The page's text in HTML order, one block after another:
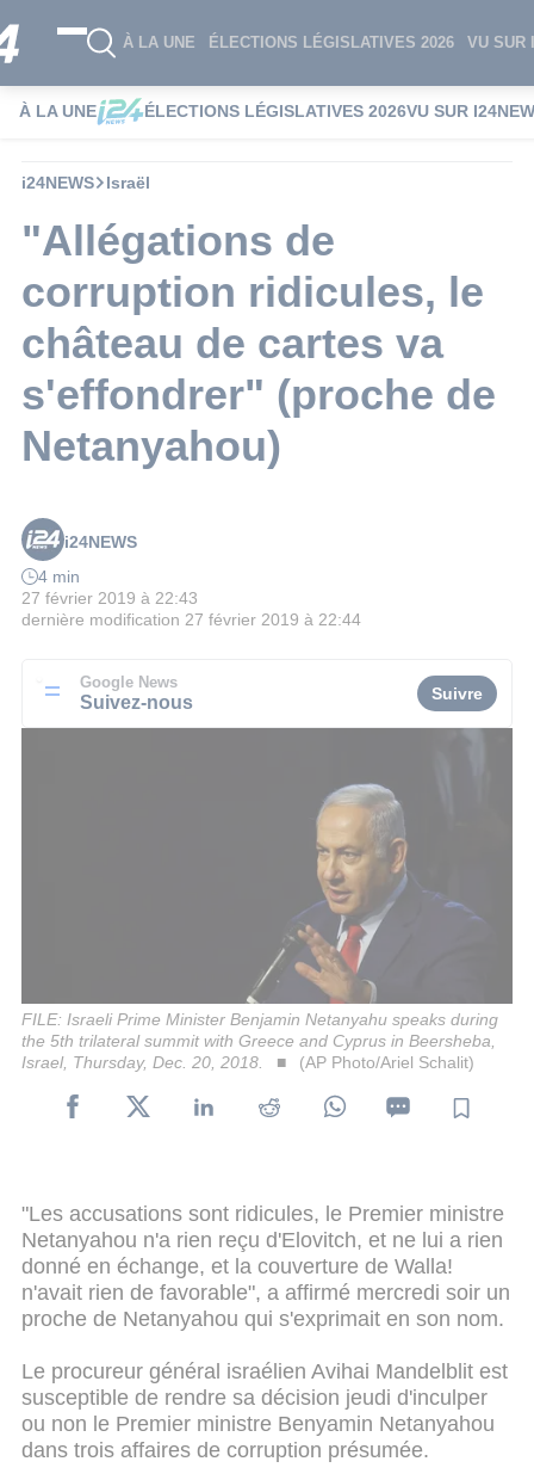
À LA UNE ÉLECTIONS LÉGISLATIVES 2026 VU SUR
À LA UNE ÉLECTIONS LÉGISLATIVES 2026VU SUR
i24NEWS Israël
"Allégations de
corruption ridicules, le
château de cartes va
s'effondrer" (proche de
Netanyahou)
i24NEWS
4 min
27 février 2019 à 22:43
dernière modification 27 février 2019 à 22:44
Google News
Suivez-nous Suivre
FILE: Israeli Prime Minister Benjamin Netanyahu speaks during
the 5th trilateral summit with Greece and Cyprus in Beersheba,
Israel, Thursday, Dec. 20, 2018.
(AP Photo/Ariel Schalit)
"Les accusations sont ridicules, le Premier ministre
Netanyahou n'a rien reçu d'Elovitch, et ne lui a rien
donné en échange, et la couverture de Walla!
n'avait rien de favorable", a affirmé mercredi soir un
proche de Netanyahou qui s'exprimait en son nom.
Le procureur général israélien Avihai Mandelblit est
susceptible de rendre sa décision jeudi d'inculper
ou non le Premier ministre Benyamin Netanyahou
dans trois affaires de corruption présumée.